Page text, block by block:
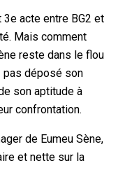
3e acte entre BG2 et
Mais comment
reste dans le flou
pas déposé son
son aptitude à
confrontation.
de Eumeu Sène,
et nette sur la